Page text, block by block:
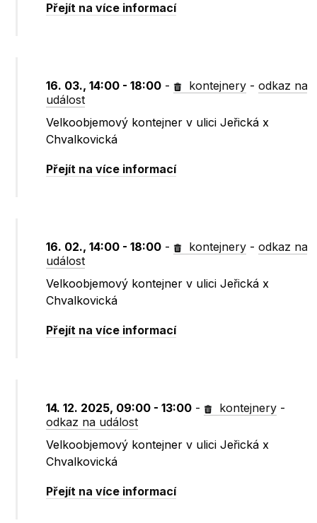
Přejít na více informací
16. 03., 14:00 - 18:00 - kontejnery -odkaz na
událost
Velkoobjemový kontejner v ulici Jeřická x
Chvalkovická
Přejít na více informací
16. 02., 14:00 - 18:00 - kontejnery -odkaz na
událost
Velkoobjemový kontejner v ulici Jeřická x
Chvalkovická
Přejít na více informací
14. 12. 2025, 09:00 - 13:00 - kontejnery -
odkaz na událost
Velkoobjemový kontejner v ulici Jeřická x
Chvalkovická
Přejít na více informací